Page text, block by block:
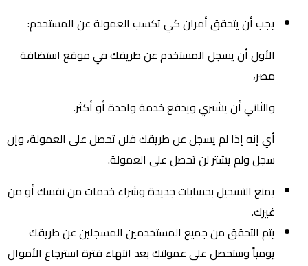
يجب أن يتحقق أمران كي تكسب العمولة عن المستخدم:
الأول أن يسجل المستخدم عن طريقك في موقع استضافة
مصر،
والثاني أن يشتري ويدفع خدمة واحدة أو أكثر.
أي إنه إذا لم يسجل عن طريقك فلن تحصل على العمولة، وإن
سجل ولم يشتر لن تحصل على العمولة.
يمنع التسجيل بحسابات جديدة وشراء خدمات من نفسك أو من
غيرك.
يتم التحقق من جميع المستخدمين المسجلين عن طريقك
يومياً وستحصل على عمولتك بعد انتهاء فترة استرجاع الأموال